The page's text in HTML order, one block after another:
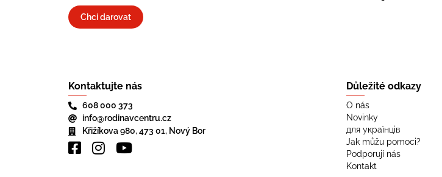
Chci darovat
Kontaktujte nás
608 000 373
info@rodinavcentru.cz
Křižíkova 980, 473 01, Nový Bor
Důležité odkazy
O nás
Novinky
для українців
Jak můžu pomoci?
Podporují nás
Kontakt